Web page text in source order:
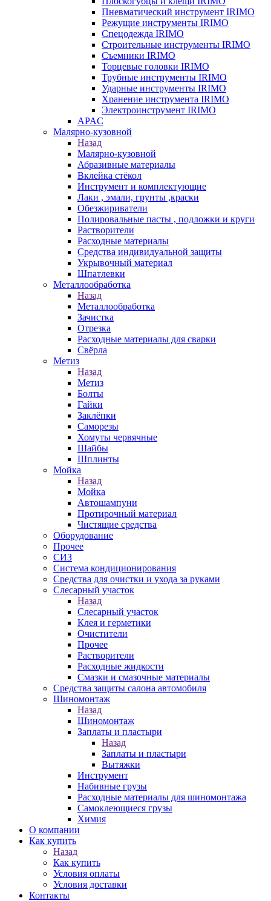
Пневматический инструмент IRIMO
Режущие инструменты IRIMO
Спецодежда IRIMO
Строительные инструменты IRIMO
Съемники IRIMO
Торцевые головки IRIMO
Трубные инструменты IRIMO
Ударные инструменты IRIMO
Хранение инструмента IRIMO
Электроинструмент IRIMO
APAC
Малярно-кузовной
Назад
Малярно-кузовной
Абразивные материалы
Вклейка стёкол
Инструмент и комплектующие
Лаки , эмали, грунты ,краски
Обезжириватели
Полировальные пасты , подложки и круги
Растворители
Расходные материалы
Средства индивидуальной защиты
Укрывочный материал
Шпатлевки
Металлообработка
Назад
Металлообработка
Зачистка
Отрезка
Расходные материалы для сварки
Свёрла
Метиз
Назад
Метиз
Болты
Гайки
Заклёпки
Саморезы
Хомуты червячные
Шайбы
Шплинты
Мойка
Назад
Мойка
Автошампуни
Протирочный материал
Чистящие средства
Оборудование
Прочее
СИЗ
Система кондиционирования
Средства для очистки и ухода за руками
Слесарный участок
Назад
Слесарный участок
Клея и герметики
Очистители
Прочее
Растворители
Расходные жидкости
Смазки и смазочные материалы
Средства защиты салона автомобиля
Шиномонтаж
Назад
Шиномонтаж
Заплаты и пластыри
Назад
Заплаты и пластыри
Вытяжки
Инструмент
Набивные грузы
Расходные материалы для шиномонтажа
Самоклеющиеся грузы
Химия
О компании
Как купить
Назад
Как купить
Условия оплаты
Условия доставки
Контакты